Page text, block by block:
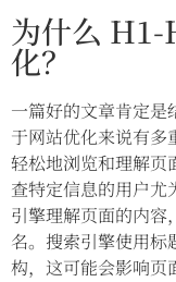
为什么 H1-
化？
一篇好的文章肯定
于网站优化来说有多
轻松地浏览和理解页
查特定信息的用户
引擎理解页面的内容
名。搜索引擎使用标
构，这可能会影响页